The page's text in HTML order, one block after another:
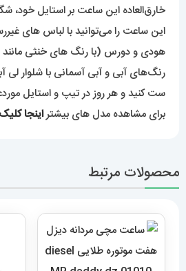
خارق‌العاده این ساعت بر استایل خود،
این ساعت را می‌توانید با لباس های
هودی و دورس (با رنگ های خنثی
رنگ‌های آبی و آبی آسمانی با شلوار
ست کنید و هر روز در تیپ و استایل
برای مشاهده مدل های بیشتراینجا کلیک
محصولات مرتبط